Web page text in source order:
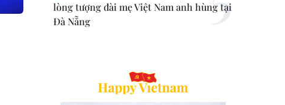
lòng tượng đài mẹ Việt Nam anh hùng tại
Đà Nẵng